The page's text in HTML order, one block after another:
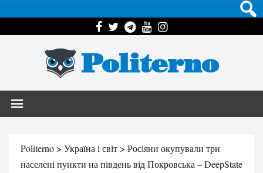
Politerno
Politerno > Україна і світ > Росіяни окупували три
населені пункти на південь від Покровська – DeepState